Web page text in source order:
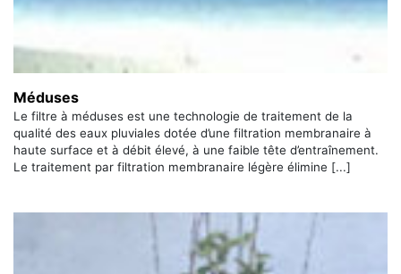
Méduses
Le filtre à méduses est une technologie de traitement de la
qualité des eaux pluviales dotée d’une filtration membranaire à
haute surface et à débit élevé, à une faible tête d’entraînement.
Le traitement par filtration membranaire légère élimine [...]